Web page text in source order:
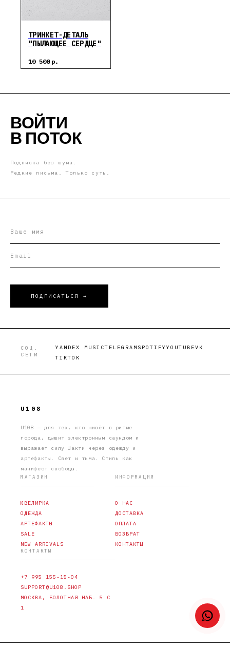
ТРИНКЕТ-ДЕТАЛЬ
"ПЫЛАЮЩЕЕ СЕРДЦЕ"
10 500 р.
ВОЙТИ
В ПОТОК
Подписка без шума.
Редкие письма. Только суть.
ПОДПИСАТЬСЯ →
СОЦ.
СЕТИ
YANDEX MUSICTELEGRAM SPOTIFYYOUTUBEVK
TIKTOK
U108
U108 — для тех, кто живёт в ритме
города, дышит электронным саундом и
выражает силу Шакти через одежду и
артефакты. Свет и тьма. Стиль как
манифест свободы.
МАГАЗИН
ЮВЕЛИРКА
ОДЕЖДА
АРТЕФАКТЫ
SALE
NEW ARRIVALS
ИНФОРМАЦИЯ
О НАС
ДОСТАВКА
ОПЛАТА
ВОЗВРАТ
КОНТАКТЫ
КОНТАКТЫ
+7 995 155-15-04
SUPPORT@U108.SHOP
МОСКВА, БОЛОТНАЯ НАБ. 5 С
1